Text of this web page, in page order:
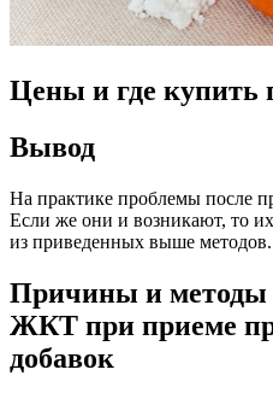
Цены и где купить
Вывод
На практике проблемы после
Если же они и возникают, то
из приведенных выше методов.
Причины и методы
ЖКТ при приеме
добавок